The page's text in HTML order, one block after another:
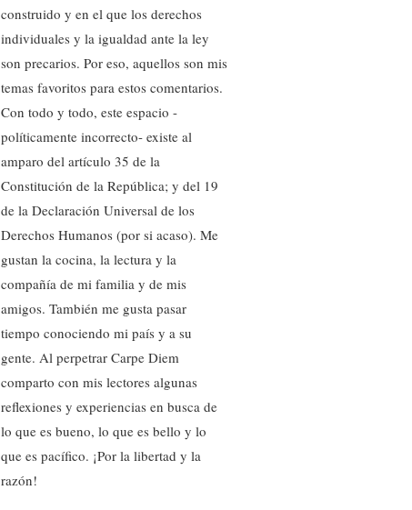
construido y en el que los derechos
individuales y la igualdad ante la ley
son precarios. Por eso, aquellos son mis
temas favoritos para estos comentarios.
Con todo y todo, este espacio -
políticamente incorrecto- existe al
amparo del artículo 35 de la
Constitución de la República; y del 19
de la Declaración Universal de los
Derechos Humanos (por si acaso). Me
gustan la cocina, la lectura y la
compañía de mi familia y de mis
amigos. También me gusta pasar
tiempo conociendo mi país y a su
gente. Al perpetrar Carpe Diem
comparto con mis lectores algunas
reflexiones y experiencias en busca de
lo que es bueno, lo que es bello y lo
que es pacífico. ¡Por la libertad y la
razón!